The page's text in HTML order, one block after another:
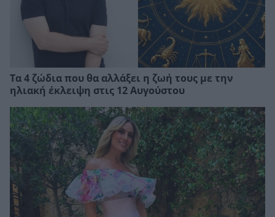
Τα 4 ζώδια που θα αλλάξει η ζωή τους με την
ηλιακή έκλειψη στις 12 Αυγούστου